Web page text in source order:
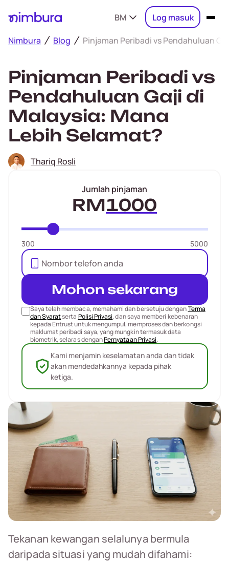
BM Log masuk
Nimbura Blog Pinjaman Peribadi vs Pendahuluan
Pinjaman Peribadi vs
Pendahuluan Gaji di
Malaysia: Mana
Lebih Selamat?
Thariq Rosli
Tekanan kewangan selalunya bermula
daripada situasi yang mudah difahami:
Jumlah pinjaman
RM
300 5000
Mohon sekarang
Saya telah membaca, memahami dan bersetuju denganTerma
dan Syaratserta Polisi Privasi, dan saya memberi kebenaran
kepada Entrust untuk mengumpul, memproses dan berkongsi
maklumat peribadi saya, yang mungkin termasuk data
biometrik, selaras denganPernyataan Privasi.
Kami menjamin keselamatan anda dan tidak
akan mendedahkannya kepada pihak
ketiga.